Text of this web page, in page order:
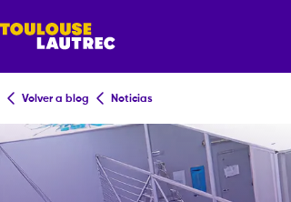
Volver a blog Noticias